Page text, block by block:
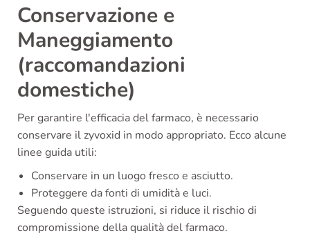
Conservazione e
Maneggiamento
(raccomandazioni
domestiche)
Per garantire l'efficacia del farmaco, è necessario
conservare il zyvoxid in modo appropriato. Ecco alcune
linee guida utili:
Conservare in un luogo fresco e asciutto.
Proteggere da fonti di umidità e luci.
Seguendo queste istruzioni, si riduce il rischio di
compromissione della qualità del farmaco.